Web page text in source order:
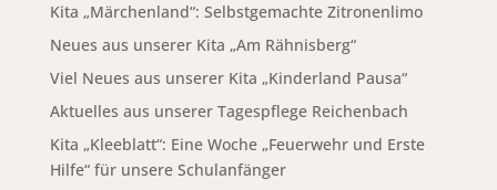
Kita „Märchenland“: Selbstgemachte Zitronenlimo
Neues aus unserer Kita „Am Rähnisberg“
Viel Neues aus unserer Kita „Kinderland Pausa“
Aktuelles aus unserer Tagespflege Reichenbach
Kita „Kleeblatt“: Eine Woche „Feuerwehr und Erste
Hilfe“ für unsere Schulanfänger